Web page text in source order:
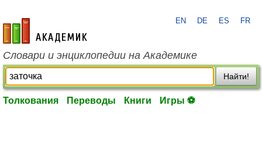
academic.ru
EN DE ES FR
Словари и энциклопедии на Академике
Найти!
Толкования Переводы Книги Игры ⚽